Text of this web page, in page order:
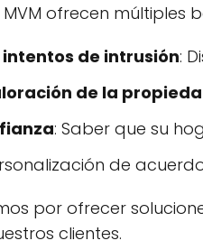
ofrecen múltiples
de intrusión:
de la
: Saber que su
de
por ofrecer
clientes.